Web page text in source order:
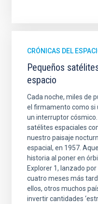
CRÓNICAS DEL
Pequeños
espacio
Cada noche, miles de
el firmamento como si
un interruptor
satélites espaciales
nuestro paisaje
espacial, en 1957.
historia al poner en
Explorer 1, lanzado
cuatro meses más
ellos, otros muchos
invertir cantidades